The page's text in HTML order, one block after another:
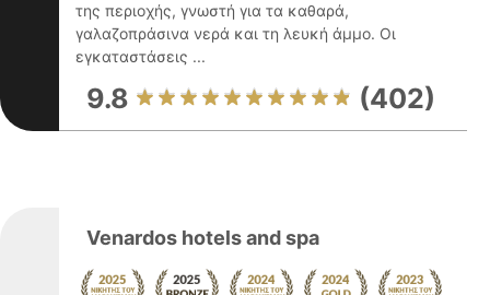
της περιοχής, γνωστή για τα καθαρά,
γαλαζοπράσινα νερά και τη λευκή άμμο. Οι
εγκαταστάσεις ...
9.8 (402)
Venardos hotels and spa